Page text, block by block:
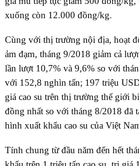
xuống còn 12.000 đồng/kg.
Cùng với thị trường nội địa, hoạt
ảm đạm, tháng 9/2018 giảm cả
lần lượt 10,7% và 9,6% so với
với 152,8 nghìn tấn; 197 triệu
giá cao su trên thị trường thế giới
đồng nhất so với tháng 8/2018 đã
hình xuất khẩu cao su của Việt
Tính chung từ đầu năm đến hết